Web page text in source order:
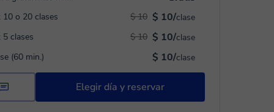
10 o 20 clases $ 10/clase
$ 10
5 clases
$ 10/clase
$ 10
(60 min.)
$ 10/clase
Elegir día y reservar